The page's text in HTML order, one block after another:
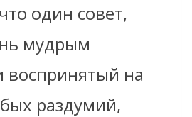
один совет,
мудрым
воспринятый на
раздумий,